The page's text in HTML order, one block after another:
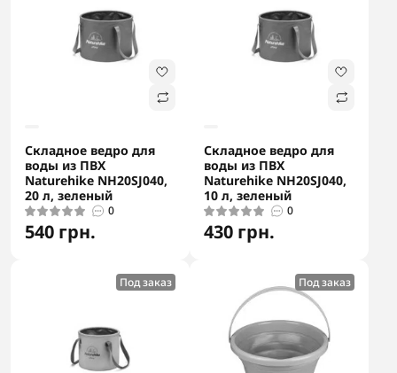
Складное ведро для
воды из ПВХ
Naturehike NH20SJ040,
20 л, зеленый
0
540 грн.
Складное ведро для
воды из ПВХ
Naturehike NH20SJ040,
10 л, зеленый
0
430 грн.
Под заказ Под заказ